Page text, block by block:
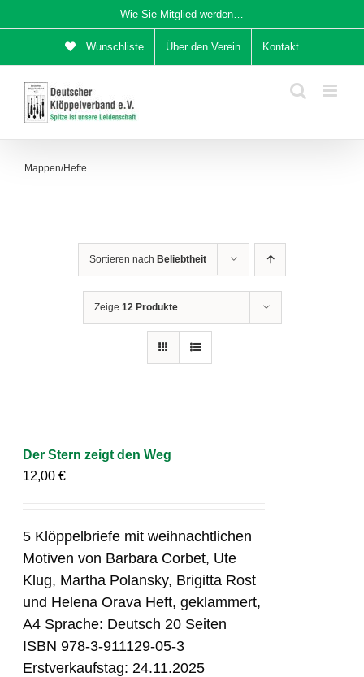
Inhalt
Wie Sie Mitglied werden…
Wunschliste Über den Verein Kontakt
Mappen/Hefte
Sortieren nach Beliebtheit
Zeige 12 Produkte
Der Stern zeigt den Weg
12,00€
5 Klöppelbriefe mit weihnachtlichen
Motiven von Barbara Corbet, Ute
Klug, Martha Polansky, Brigitta Rost
und Helena Orava Heft, geklammert,
A4 Sprache: Deutsch 20 Seiten
ISBN 978-3-911129-05-3
Erstverkaufstag: 24.11.2025